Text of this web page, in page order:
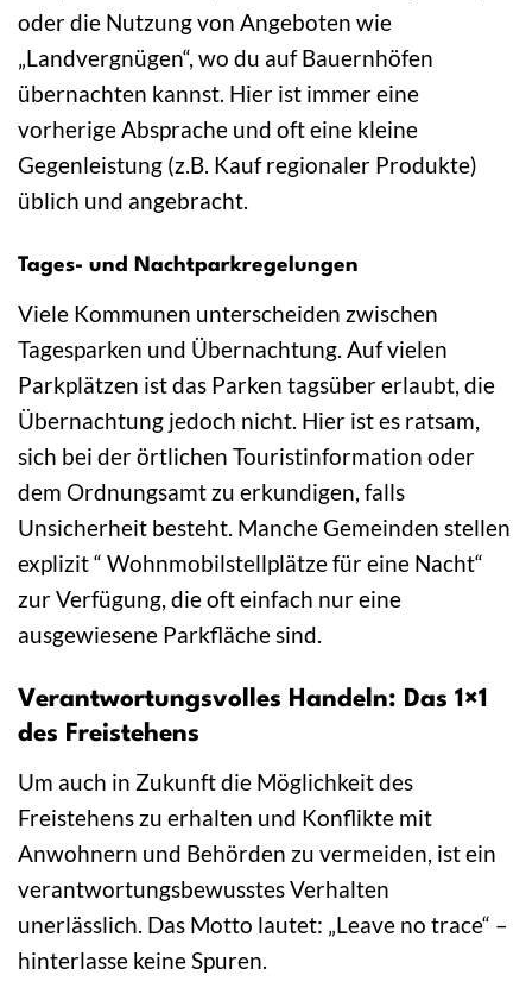
oder die Nutzung von Angeboten wie
„Landvergnügen“, wo du auf Bauernhöfen
übernachten kannst. Hier ist immer eine
vorherige Absprache und oft eine kleine
Gegenleistung (z.B. Kauf regionaler Produkte)
üblich und angebracht.
Tages- und Nachtparkregelungen
Viele Kommunen unterscheiden zwischen
Tagesparken und Übernachtung. Auf vielen
Parkplätzen ist das Parken tagsüber erlaubt, die
Übernachtung jedoch nicht. Hier ist es ratsam,
sich bei der örtlichen Touristinformation oder
dem Ordnungsamt zu erkundigen, falls
Unsicherheit besteht. Manche Gemeinden stellen
explizit “ Wohnmobilstellplätze für eine Nacht“
zur Verfügung, die oft einfach nur eine
ausgewiesene Parkfläche sind.
Verantwortungsvolles Handeln: Das 1×1
des Freistehens
Um auch in Zukunft die Möglichkeit des
Freistehens zu erhalten und Konflikte mit
Anwohnern und Behörden zu vermeiden, ist ein
verantwortungsbewusstes Verhalten
unerlässlich. Das Motto lautet: „Leave no trace“ –
hinterlasse keine Spuren.